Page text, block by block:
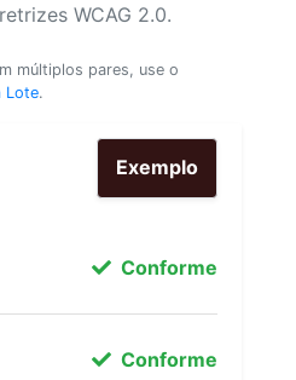
WCAG 2.0.
múltiplos pares, use o
Lote.
Exemplo
Conforme
Conforme